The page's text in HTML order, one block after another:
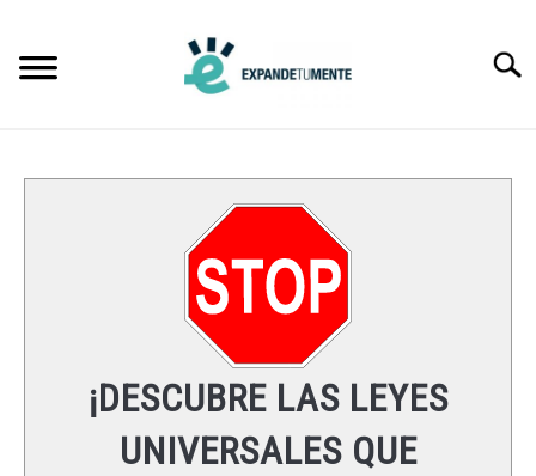
content
LEYES UNIVERSALES
¡DESCUBRE LAS LEYES
UNIVERSALES QUE